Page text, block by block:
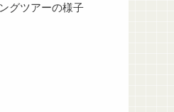
グツアーの様子